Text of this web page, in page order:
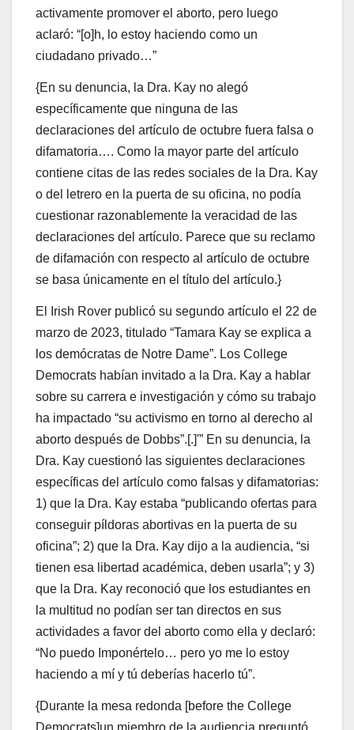
activamente promover el aborto, pero luego
aclaró: “[o]h, lo estoy haciendo como un
ciudadano privado…”
{En su denuncia, la Dra. Kay no alegó
específicamente que ninguna de las
declaraciones del artículo de octubre fuera falsa o
difamatoria…. Como la mayor parte del artículo
contiene citas de las redes sociales de la Dra. Kay
o del letrero en la puerta de su oficina, no podía
cuestionar razonablemente la veracidad de las
declaraciones del artículo. Parece que su reclamo
de difamación con respecto al artículo de octubre
se basa únicamente en el título del artículo.}
El Irish Rover publicó su segundo artículo el 22 de
marzo de 2023, titulado “Tamara Kay se explica a
los demócratas de Notre Dame”. Los College
Democrats habían invitado a la Dra. Kay a hablar
sobre su carrera e investigación y cómo su trabajo
ha impactado “su activismo en torno al derecho al
aborto después de Dobbs”.[.]'” En su denuncia, la
Dra. Kay cuestionó las siguientes declaraciones
específicas del artículo como falsas y difamatorias:
1) que la Dra. Kay estaba “publicando ofertas para
conseguir píldoras abortivas en la puerta de su
oficina”; 2) que la Dra. Kay dijo a la audiencia, “si
tienen esa libertad académica, deben usarla”; y 3)
que la Dra. Kay reconoció que los estudiantes en
la multitud no podían ser tan directos en sus
actividades a favor del aborto como ella y declaró:
“No puedo Imponértelo… pero yo me lo estoy
haciendo a mí y tú deberías hacerlo tú”.
{Durante la mesa redonda [before the College
Democrats]un miembro de la audiencia preguntó